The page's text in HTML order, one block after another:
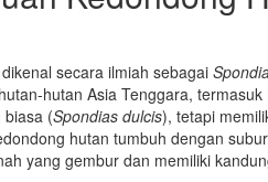
secara ilmiah sebagai
hutan Asia Tenggara,
biasa (Spondias dulcis), tetapi
hutan tumbuh dengan
yang gembur dan memiliki